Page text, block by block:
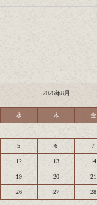
2026年8月
水 木 金
5 6 7
12 13 14
19 20 21
26 27 28